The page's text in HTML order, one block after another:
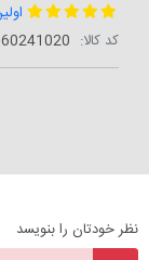
کد کالا:
نظر خودتان را بنویسد